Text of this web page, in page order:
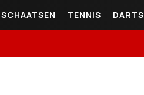
SCHAATSEN TENNIS DARTS